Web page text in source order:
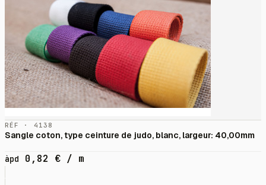
RÉF · 4138
Sangle coton, type ceinture de judo, blanc, largeur: 40,00mm
àpd 0,82 € / m